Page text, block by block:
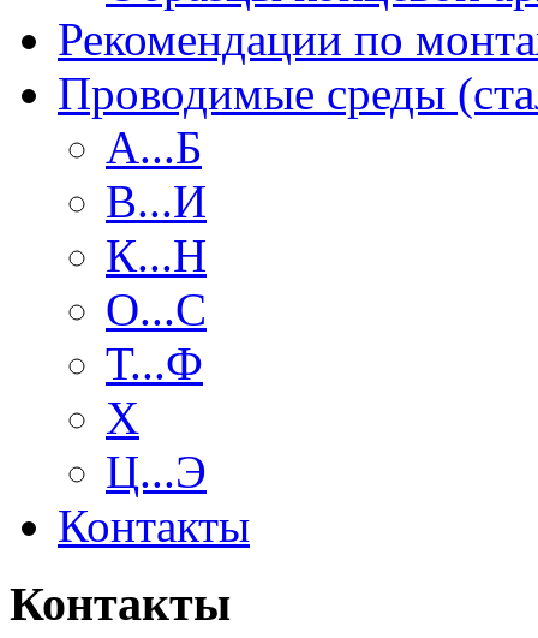
Рекомендации по
Проводимые среды
А...Б
В...И
К...Н
О...С
Т...Ф
Х
Ц...Э
Контакты
Контакты